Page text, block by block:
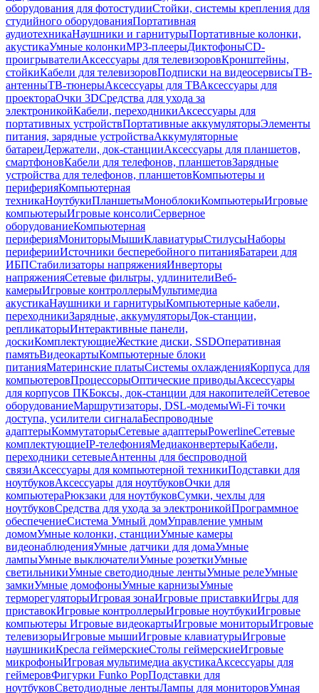
оборудования для фотостудииСтойки, системы крепления для
студийного оборудованияПортативная
аудиотехникаНаушники и гарнитурыПортативные колонки,
акустикаУмные колонкиMP3-плеерыДиктофоныCD-
проигрывателиАксессуары для телевизоровКронштейны,
стойкиКабели для телевизоровПодписки на видеосервисыТВ-
антенныТВ-тюнерыАксессуары для ТВАксессуары для
проектораОчки 3DСредства для ухода за
электроникойКабели, переходникиАксессуары для
портативных устройствПортативные аккумуляторыЭлементы
питания, зарядные устройстваАккумуляторные
батареиДержатели, док-станцииАксессуары для планшетов,
смартфоновКабели для телефонов, планшетовЗарядные
устройства для телефонов, планшетовКомпьютеры и
периферияКомпьютерная
техникаНоутбукиПланшетыМоноблокиКомпьютерыИгровые
компьютерыИгровые консолиСерверное
оборудованиеКомпьютерная
периферияМониторыМышиКлавиатурыСтилусыНаборы
периферииИсточники бесперебойного питанияБатареи для
ИБПСтабилизаторы напряженияИнверторы
напряженияСетевые фильтры, удлинителиВеб-
камерыИгровые контроллерыМультимедиа
акустикаНаушники и гарнитурыКомпьютерные кабели,
переходникиЗарядные, аккумуляторыДок-станции,
репликаторыИнтерактивные панели,
доскиКомплектующиеЖесткие диски, SSDОперативная
памятьВидеокартыКомпьютерные блоки
питанияМатеринские платыСистемы охлажденияКорпуса для
компьютеровПроцессорыОптические приводыАксессуары
для корпусов ПКБоксы, док-станции для накопителейСетевое
оборудованиеМаршрутизаторы, DSL-модемыWi-Fi точки
доступа, усилители сигналаБеспроводные
адаптерыКоммутаторыСетевые адаптерыPowerlineСетевые
комплектующиеIP-телефонияМедиаконвертерыКабели,
переходники сетевыеАнтенны для беспроводной
связиАксессуары для компьютерной техникиПодставки для
ноутбуковАксессуары для ноутбуковОчки для
компьютераРюкзаки для ноутбуковСумки, чехлы для
ноутбуковСредства для ухода за электроникойПрограммное
обеспечениеСистема Умный домУправление умным
домомУмные колонки, станцииУмные камеры
видеонаблюденияУмные датчики для домаУмные
лампыУмные выключателиУмные розеткиУмные
светильникиУмные светодиодные лентыУмные релеУмные
замкиУмные домофоныУмные карнизыУмные
терморегуляторыИгровая зонаИгровые приставкиИгры для
приставокИгровые контроллерыИгровые ноутбукиИгровые
компьютеры Игровые видеокартыИгровые мониторыИгровые
телевизорыИгровые мышиИгровые клавиатурыИгровые
наушникиКресла геймерскиеСтолы геймерскиеИгровые
микрофоныИгровая мультимедиа акустикаАксессуары для
геймеровФигурки Funko PopПодставки для
ноутбуковСветодиодные лентыЛампы для мониторовУмная